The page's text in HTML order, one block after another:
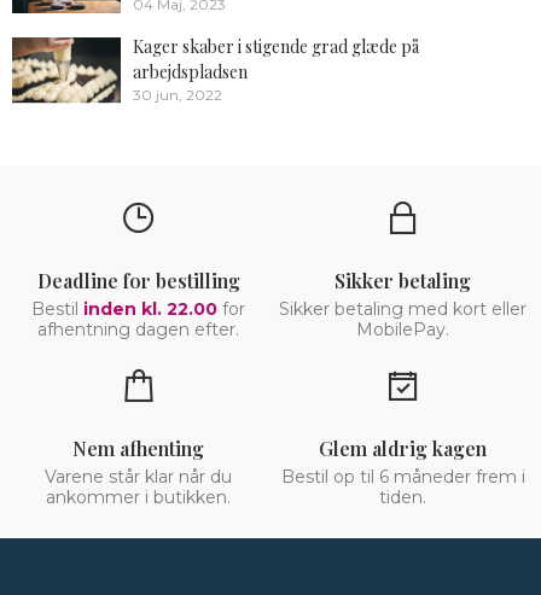
04 Maj, 2023
Kager skaber i stigende grad glæde på
arbejdspladsen
30 jun, 2022
Deadline for bestilling
Bestil inden kl. 22.00 for
afhentning dagen efter.
Sikker betaling
Sikker betaling med kort eller
MobilePay.
Nem afhenting
Varene står klar når du
ankommer i butikken.
Glem aldrig kagen
Bestil op til 6 måneder frem i
tiden.